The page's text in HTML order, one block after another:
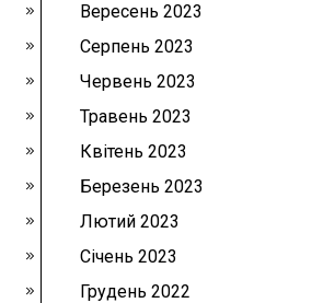
Вересень 2023
Серпень 2023
Червень 2023
Травень 2023
Квітень 2023
Березень 2023
Лютий 2023
Січень 2023
Грудень 2022